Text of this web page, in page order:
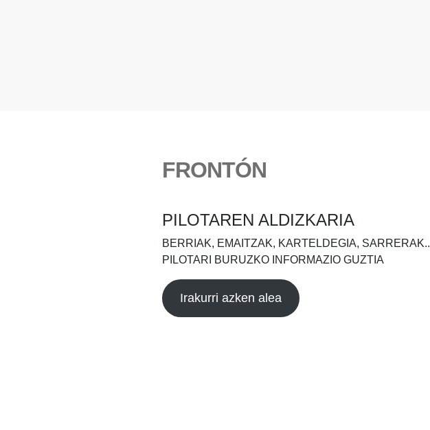
FRONTÓN
PILOTAREN ALDIZKARIA
BERRIAK, EMAITZAK, KARTELDEGIA, SARRERAK..
PILOTARI BURUZKO INFORMAZIO GUZTIA
Irakurri azken alea